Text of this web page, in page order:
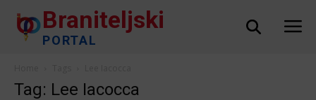
Braniteljski
PORTAL
Tag: Lee Iacocca